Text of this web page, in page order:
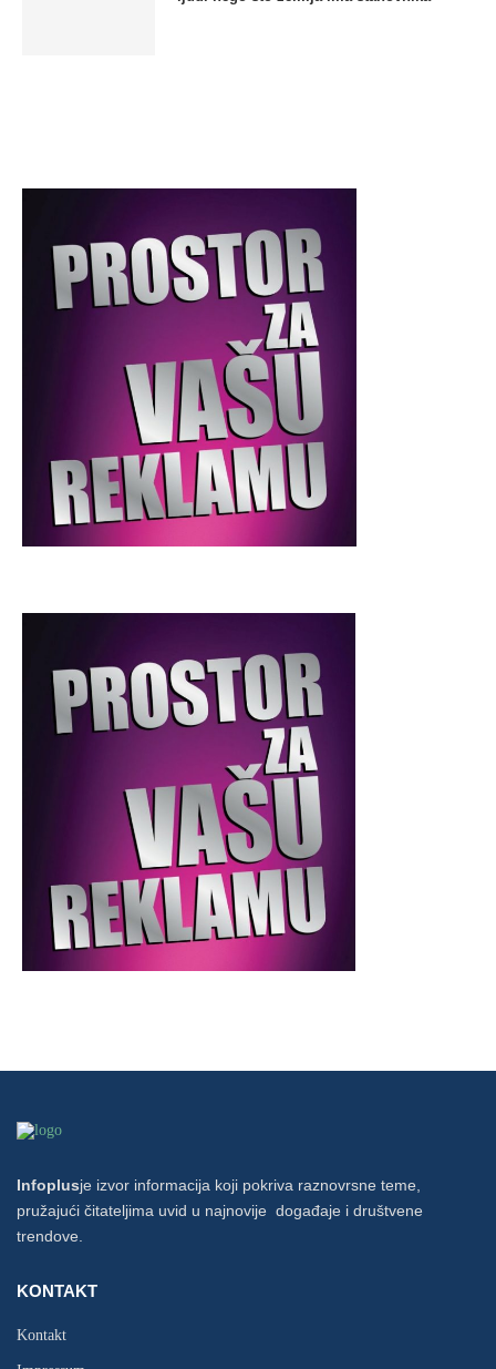
Infoplusje izvor informacija koji pokriva raznovrsne teme,
pružajući čitateljima uvid u najnovije događaje i društvene
trendove.
KONTAKT
Kontakt